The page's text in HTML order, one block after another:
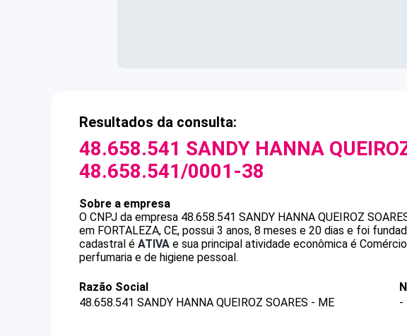
Resultados da consulta:
48.658.541 SANDY HANNA
48.658.541/0001-38
Sobre a empresa
O CNPJ da empresa 48.658.541 SANDY HANNA QUEIROZ
em FORTALEZA, CE, possui 3 anos, 8 meses e 20 dias e foi
cadastral é ATIVA e sua principal atividade econômica é
perfumaria e de higiene pessoal.
Razão Social
48.658.541 SANDY HANNA QUEIROZ SOARES - ME
-